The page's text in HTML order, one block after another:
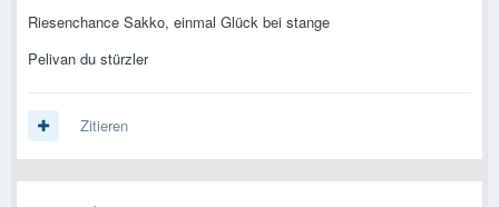
Riesenchance Sakko, einmal Glück bei stange
Pelivan du stürzler
Zitieren